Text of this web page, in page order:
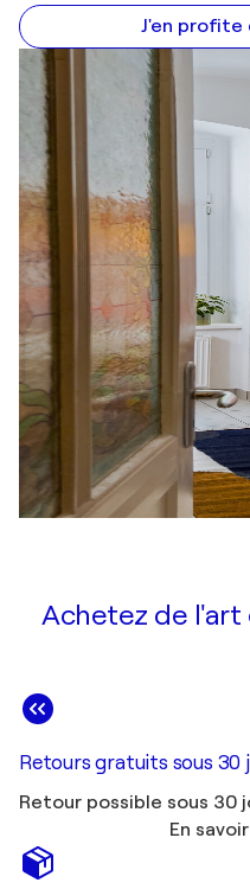
J'en profite
Achetez de
Retours gratuits sous 30
Retour possible sous 30
En